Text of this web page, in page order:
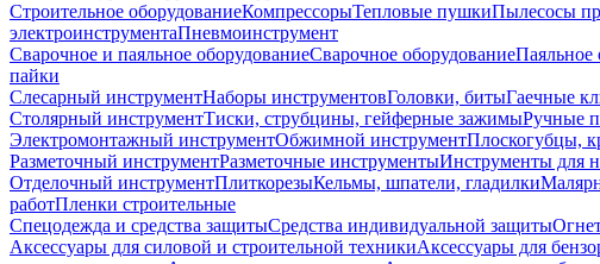
Строительное оборудованиеКомпрессорыТепловые пушкиПылесосы
электроинструментаПневмоинструмент
Сварочное и паяльное оборудованиеСварочное оборудованиеПаяльное
пайки
Слесарный инструментНаборы инструментовГоловки, битыГаечные
Столярный инструментТиски, струбцины, гейферные зажимыРучные
Электромонтажный инструментОбжимной инструментПлоскогубцы,
Разметочный инструментРазметочные инструментыИнструменты для
Отделочный инструментПлиткорезыКельмы, шпатели, гладилки
работПленки строительные
Спецодежда и средства защитыСредства индивидуальной защиты
Аксессуары для силовой и строительной техникиАксессуары для